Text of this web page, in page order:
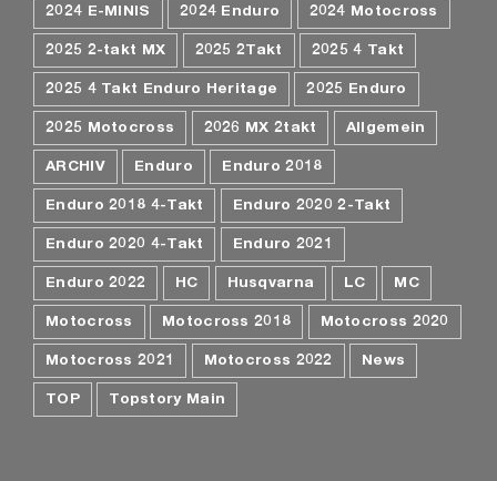
2024 E-MINIS 2024 Enduro 2024 Motocross
2025 2-takt MX 2025 2Takt 2025 4 Takt
2025 4 Takt Enduro Heritage 2025 Enduro
2025 Motocross 2026 MX 2takt Allgemein
ARCHIV Enduro Enduro 2018
Enduro 2018 4-Takt Enduro 2020 2-Takt
Enduro 2020 4-Takt Enduro 2021
Enduro 2022 HC Husqvarna LC MC
Motocross Motocross 2018 Motocross 2020
Motocross 2021 Motocross 2022 News
TOP Topstory Main